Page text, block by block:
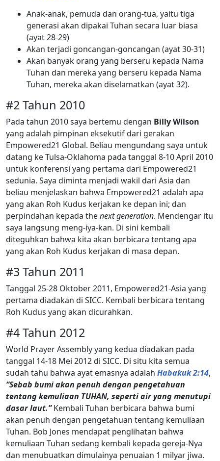
Anak-anak, pemuda dan orang-tua, yaitu tiga
generasi akan dipakai Tuhan secara luar biasa
(ayat 28-29)
Akan terjadi goncangan-goncangan (ayat 30-31)
Akan banyak orang yang berseru kepada Nama
Tuhan dan mereka yang berseru kepada Nama
Tuhan, mereka akan diselamatkan (ayat 32).
#2 Tahun 2010
Pada tahun 2010 saya bertemu dengan Billy Wilson
yang adalah pimpinan eksekutif dari gerakan
Empowered21 Global. Beliau mengundang saya untuk
datang ke Tulsa-Oklahoma pada tanggal 8-10 April 2010
untuk konferensi yang pertama dari Empowered21
sedunia. Saya diminta menjadi wakil dari Asia dan
beliau menjelaskan bahwa Empowered21 adalah apa
yang akan Roh Kudus kerjakan ke depan ini; dan
perpindahan kepada thenext generation. Mendengar itu
saya langsung meng-iya-kan. Di sini kembali
diteguhkan bahwa kita akan berbicara tentang apa
yang akan Roh Kudus kerjakan di masa depan.
#3 Tahun 2011
Tanggal 25-28 Oktober 2011, Empowered21-Asia yang
pertama diadakan di SICC. Kembali berbicara tentang
Roh Kudus yang akan dicurahkan.
#4 Tahun 2012
World Prayer Assembly yang kedua diadakan pada
tanggal 14-18 Mei 2012 di SICC. Di situ kita semua
sudah tahu bahwa ayat emasnya adalah Habakuk 2:14,
“Sebab bumi akan penuh dengan pengetahuan
tentang kemuliaan TUHAN, seperti air yang menutupi
dasar laut.”Kembali Tuhan berbicara bahwa bumi
akan penuh dengan pengetahuan tentang kemuliaan
Tuhan. Bob Jones mendapat penglihatan bahwa
kemuliaan Tuhan sedang kembali kepada gereja-Nya
dan menubuatkan dimulainya penuaian 1 milyar jiwa.